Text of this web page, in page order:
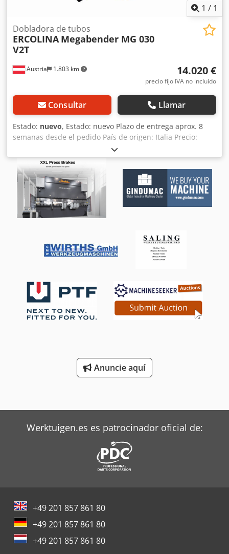
1 / 1
Austria 1.803 km
Dobladora de tubos
ERCOLINA Megabender MG 030
V2T
14.020 €
precio fijo IVA no incluído
Consultar Llamar
Estado: nuevo, Estado: nuevo Plazo de entrega aprox. 8
semanas desde el pedido País de origen: Italia Precio:
14.020 € Cuota de leasing: 269,18 € Diámetro máx. (tubo de
acero) 76 mm Csdpfewiq Nhex Ahfsha Longitud: 370 mm
Anchura: 680 mm Altura: 910 mm Peso: 193 kg Módulo de
flexión máx. - E: 15 cm³ Tubo de acero estándar: 76 x 3 mm
Tubo de gas para instalaciones: 2" x 5,4 mm Tubo para
fabricación de muebles: 76 x 3 mm Acero inoxidable
AISI304-318: 70 x 4 mm Acero inoxidable AISI308
duro y aluminio: 76 x 6 mm Cobre blando: 76 x 6 mm Tubo
de conducto (TAZ): 76,3 x 3,25 mm Mepla, Gebereit, y
similares: 50 x 4 mm Acero redondo (S275JO): 45 mm
mínimo de tubo: 10 mm Velocidad máx. de curvado: 1/2
rev/min Motor: 3,5 kW Indicación digital del ángulo de
curvado Compensación de recuperación elástica Sistema
de cambio rápido 2 portaherramientas hexagonales (40 y
Anuncie aquí
Werktuigen.es es patrocinador oficial de:
+49 201 857 861 80
+49 201 857 861 80
+49 201 857 861 80